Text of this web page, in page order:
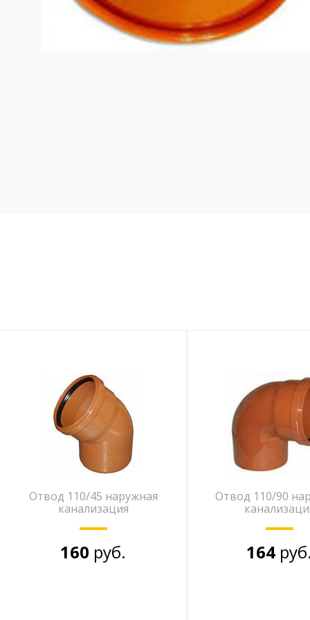
Отвод 110/45 наружная
канализация
160 руб.
Отвод 110/90
164